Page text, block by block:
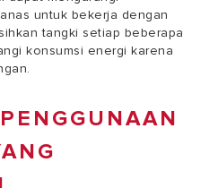
untuk bekerja dengan
tangki setiap beberapa
konsumsi energi karena